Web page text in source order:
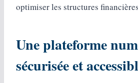
optimiser les structures
Une plateforme
sécurisée et